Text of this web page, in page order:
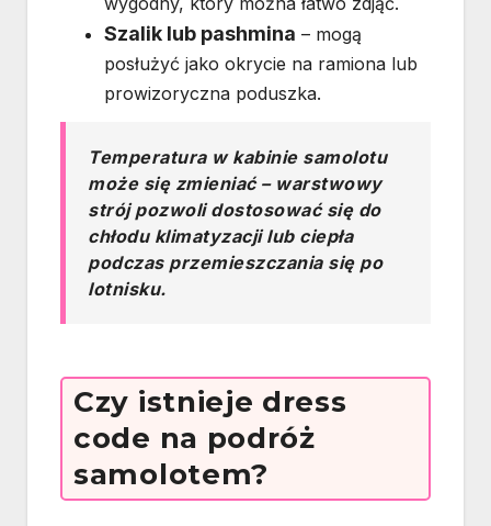
Szalik lub pashmina – mogą
posłużyć jako okrycie na ramiona lub
prowizoryczna poduszka.
Temperatura w kabinie samolotu
może się zmieniać – warstwowy
strój pozwoli dostosować się do
chłodu klimatyzacji lub ciepła
podczas przemieszczania się po
lotnisku.
Czy istnieje dress
code na podróż
samolotem?